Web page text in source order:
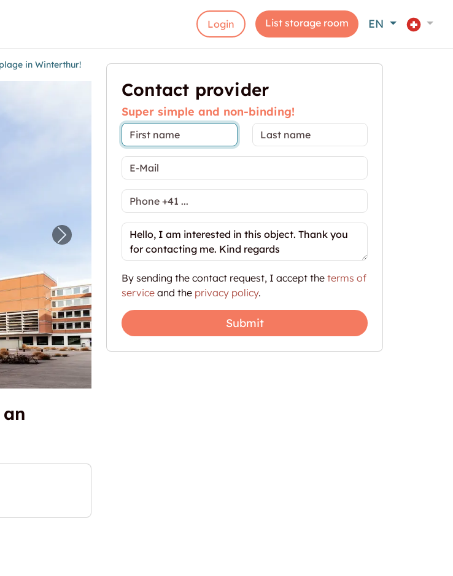
Login List storage room EN
in Winterthur!
an Toplage in Winterthur!"
Next image for "Flexible Lagerflächen 80m2-330m2 an Toplage in
Contact provider
Super simple and non-binding!
By sending the contact request, I accept the terms of
service and the privacy policy.
Submit